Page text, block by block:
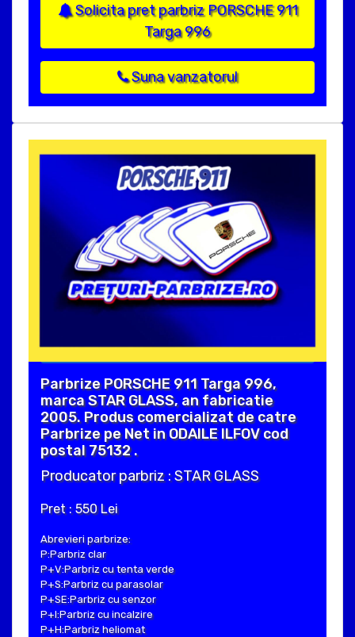
Solicita pret parbriz PORSCHE 911
Targa 996
Suna vanzatorul
Parbrize PORSCHE 911 Targa 996,
marca STAR GLASS, an fabricatie
2005. Produs comercializat de catre
Parbrize pe Net in ODAILE ILFOV cod
postal 75132 .
Producator parbriz : STAR GLASS
Pret : 550 Lei
Abrevieri parbrize:
P:Parbriz clar
P+V:Parbriz cu tenta verde
P+S:Parbriz cu parasolar
P+SE:Parbriz cu senzor
P+I:Parbriz cu incalzire
P+H:Parbriz heliomat